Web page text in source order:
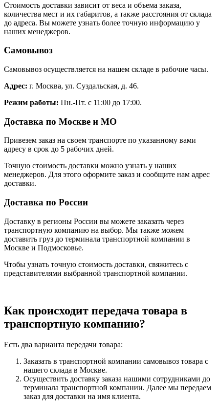
Стоимость доставки зависит от веса и объема заказа,
количества мест и их габаритов, а также расстояния от склада
до адреса. Вы можете узнать более точную информацию у
наших менеджеров.
Самовывоз
Самовывоз осуществляется на нашем складе в рабочие часы.
Адрес: г. Москва, ул. Суздальская, д. 46.
Режим работы: Пн.-Пт. с 11:00 до 17:00.
Доставка по Москве и МО
Привезем заказ на своем транспорте по указанному вами
адресу в срок до 5 рабочих дней.
Точную стоимость доставки можно узнать у наших
менеджеров. Для этого оформите заказ и сообщите нам адрес
доставки.
Доставка по России
Доставку в регионы России вы можете заказать через
транспортную компанию на выбор. Мы также можем
доставить груз до терминала транспортной компании в
Москве и Подмосковье.
Чтобы узнать точную стоимость доставки, свяжитесь с
представителями выбранной транспортной компании.
Как происходит передача товара в
транспортную компанию?
Есть два варианта передачи товара:
Заказать в транспортной компании самовывоз товара с
нашего склада в Москве.
Осуществить доставку заказа нашими сотрудниками до
терминала транспортной компании. Далее мы передаем
заказ для доставки на имя клиента.